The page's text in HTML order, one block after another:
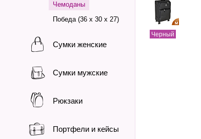
Чемоданы
Победа (36 х 30 х 27)
Сумки женские
Сумки мужские
Рюкзаки
Портфели и кейсы
Черный